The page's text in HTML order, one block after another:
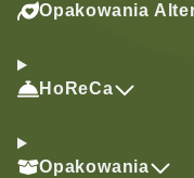
Opakowania
HoReCa
Opakowania